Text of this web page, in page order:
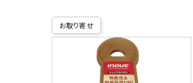
お取り寄せ